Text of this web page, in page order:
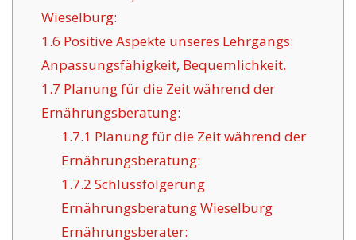
Wieselburg:
1.6 Positive Aspekte unseres Lehrgangs:
Anpassungsfähigkeit, Bequemlichkeit.
1.7 Planung für die Zeit während der
Ernährungsberatung:
1.7.1 Planung für die Zeit während der
Ernährungsberatung:
1.7.2 Schlussfolgerung
Ernährungsberatung Wieselburg
Ernährungsberater: